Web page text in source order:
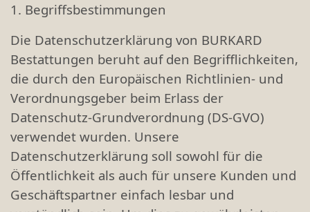
1. Begriffsbestimmungen
Die Datenschutzerklärung von BURKARD
Bestattungen beruht auf den Begrifflichkeiten,
die durch den Europäischen Richtlinien- und
Verordnungsgeber beim Erlass der
Datenschutz-Grundverordnung (DS-GVO)
verwendet wurden. Unsere
Datenschutzerklärung soll sowohl für die
Öffentlichkeit als auch für unsere Kunden und
Geschäftspartner einfach lesbar und